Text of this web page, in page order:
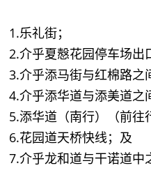
1.乐礼街；
2.介乎夏慤花园停车场出
3.介乎添马街与红棉路之
4.介乎添华道与添美道之
5.添华道（南行）（前往
6.花园道天桥快线；及
7.介乎龙和道与干诺道中